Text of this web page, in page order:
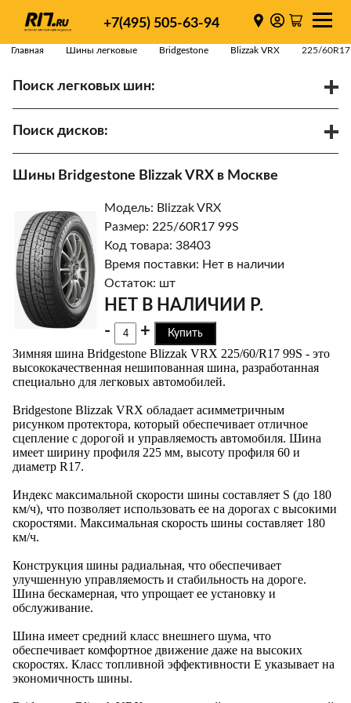
+7(495) 505-63-94
Главная Шины легковые Bridgestone Blizzak VRX 225/60R17
Поиск легковых шин:
Поиск дисков:
Ступица
Найти
Шины Bridgestone Blizzak VRX в Москве
Модель: Blizzak VRX
Размер: 225/60R17 99S
Код товара: 38403
Время поставки: Нет в наличии
Остаток: шт
НЕТ В НАЛИЧИИ Р.
-
+ Купить
Зимняя шина Bridgestone Blizzak VRX 225/60/R17 99S - это
высококачественная нешипованная шина, разработанная
специально для легковых автомобилей.
Bridgestone Blizzak VRX обладает асимметричным
рисунком протектора, который обеспечивает отличное
сцепление с дорогой и управляемость автомобиля. Шина
имеет ширину профиля 225 мм, высоту профиля 60 и
диаметр R17.
Индекс максимальной скорости шины составляет S (до 180
км/ч), что позволяет использовать ее на дорогах с высокими
скоростями. Максимальная скорость шины составляет 180
км/ч.
Конструкция шины радиальная, что обеспечивает
улучшенную управляемость и стабильность на дороге.
Шина бескамерная, что упрощает ее установку и
обслуживание.
Шина имеет средний класс внешнего шума, что
обеспечивает комфортное движение даже на высоких
скоростях. Класс топливной эффективности E указывает на
экономичность шины.